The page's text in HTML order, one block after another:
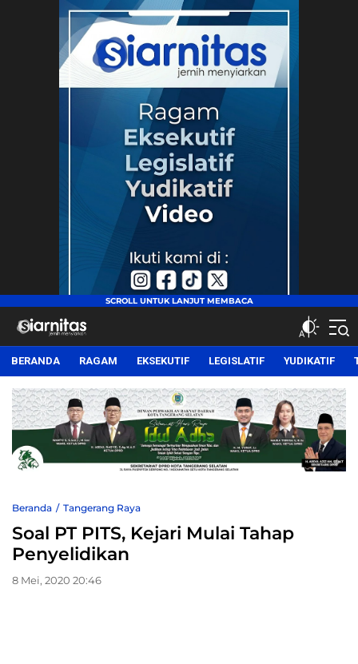
siarnitas
Jernih Menyiarkan
BERANDA RAGAM EKSEKUTIF LEGISLATIF YUDIKATIF
Beranda Tangerang Raya
Soal PT PITS, Kejari Mulai Tahap
Penyelidikan
8 Mei, 2020 20:46